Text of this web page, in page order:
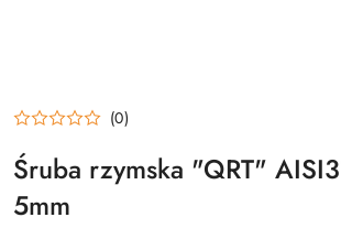
(0)
Śruba rzymska "QRT"
5mm